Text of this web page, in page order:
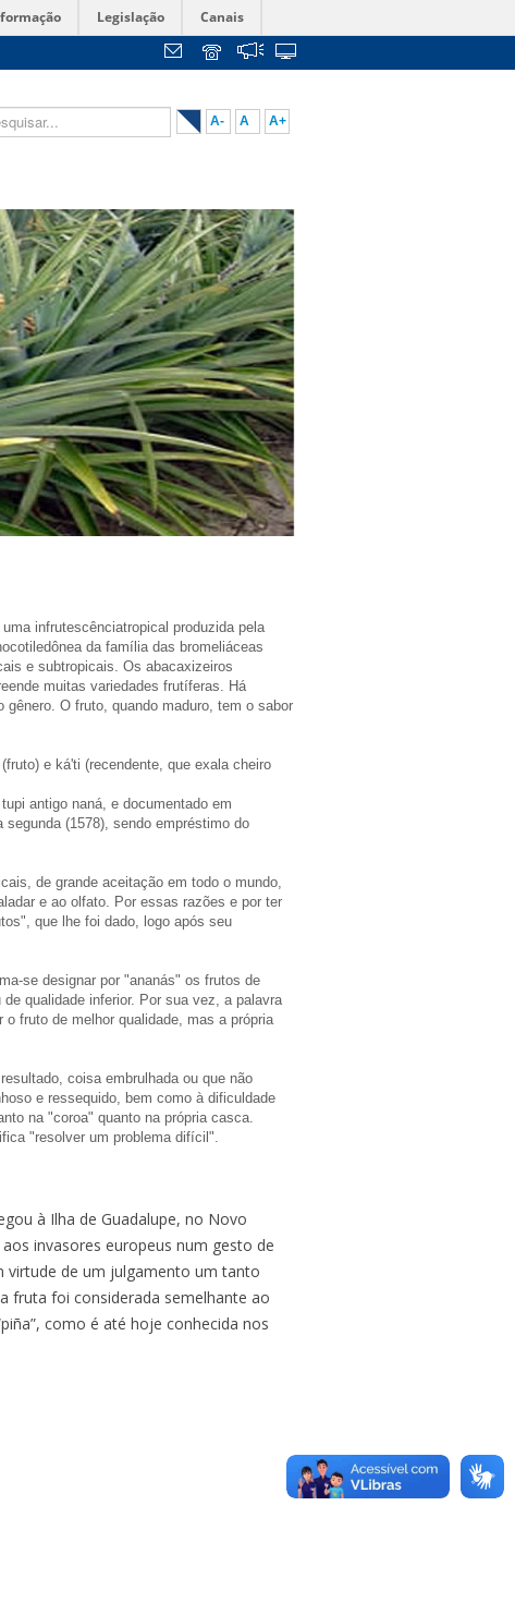
Legislação Canais
A- A A+
infrutescênciatropical produzida pela
da família das bromeliáceas
e subtropicais. Os abacaxizeiros
muitas variedades frutíferas. Há
O fruto, quando maduro, tem o sabor
e ká'ti (recendente, que exala cheiro
antigo naná, e documentado em
(1578), sendo empréstimo do
de grande aceitação em todo o mundo,
e ao olfato. Por essas razões e por ter
que lhe foi dado, logo após seu
se designar por "ananás" os frutos de
qualidade inferior. Por sua vez, a palavra
fruto de melhor qualidade, mas a própria
coisa embrulhada ou que não
e ressequido, bem como à dificuldade
na "coroa" quanto na própria casca.
"resolver um problema difícil".
à Ilha de Guadalupe, no Novo
invasores europeus num gesto de
virtude de um julgamento um tanto
fruta foi considerada semelhante ao
como é até hoje conhecida nos